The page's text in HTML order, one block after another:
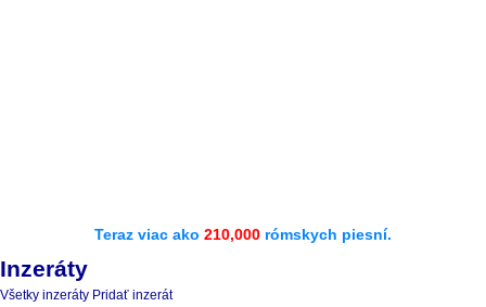
Teraz viac ako 210,000 rómskych piesní.
Inzeráty
Všetky inzeráty Pridať inzerát